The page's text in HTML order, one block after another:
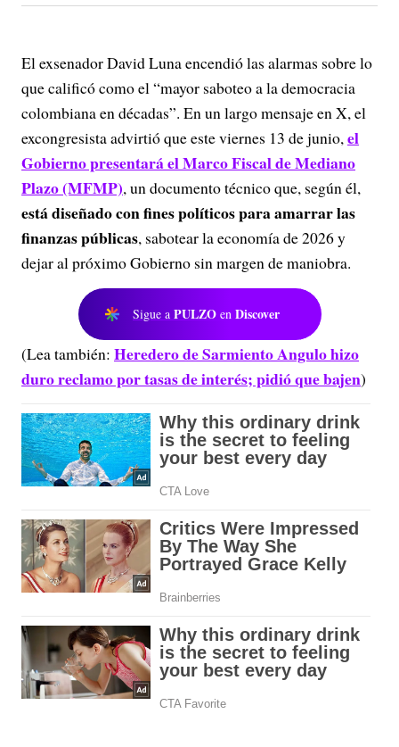
El exsenador David Luna encendió las alarmas sobre lo
que calificó como el “mayor saboteo a la democracia
colombiana en décadas”. En un largo mensaje en X, el
excongresista advirtió que este viernes 13 de junio,el
Gobierno presentará el Marco Fiscal de Mediano
Plazo (MFMP), un documento técnico que, según él,
está diseñado con fines políticos para amarrar las
finanzas públicas, sabotear la economía de 2026 y
dejar al próximo Gobierno sin margen de maniobra.
Sigue a PULZO en Discover
(Lea también: Heredero de Sarmiento Angulo hizo
duro reclamo por tasas de interés; pidió que bajen)